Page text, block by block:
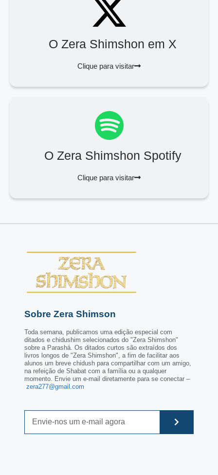
O Zera Shimshon em X
Clique para visitar
O Zera Shimshon Spotify
Clique para visitar
Sobre Zera Shimson
Toda semana, publicamos uma edição especial com
ditados e chidushim selecionados do "Zera Shimshon"
sobre a Parashá. Os ditados curtos são extraídos dos
livros longos de "Zera Shimshon", a fim de facilitar aos
alunos um breve chidush para compartilhar com um amigo,
na refeição de Shabat com a família ou a qualquer
momento. Envie um e-mail diretamente para se conectar –
zera277@gmail.com